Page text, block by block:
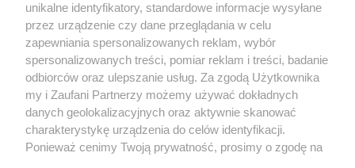
O FIRMIE POLITYKA PRYWATNOŚCI HOSTING
REKLAMA WSPÓŁPRACA RSS FACEBOOK KONTAKT
Nasze serwisy
Aktualności
Tcz24
Muzyka i kultura
Archiwum wydarzeń
unikalne identyfikatory, standardowe informacje wysyłane
przez urządzenie czy dane przeglądania w celu
zapewniania spersonalizowanych reklam, wybór
spersonalizowanych treści, pomiar reklam i treści, badanie
odbiorców oraz ulepszanie usług. Za zgodą Użytkownika
my i Zaufani Partnerzy możemy używać dokładnych
danych geolokalizacyjnych oraz aktywnie skanować
charakterystykę urządzenia do celów identyfikacji.
Ponieważ cenimy Twoją prywatność, prosimy o zgodę na